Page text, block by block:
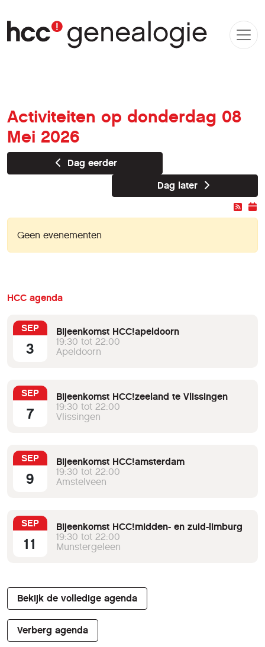
Activiteiten op donderdag 08
Mei 2026
Dag eerder
Dag later
Geen evenementen
HCC agenda
SEP
3
Bijeenkomst HCC!apeldoorn
19:30 tot 22:00
Apeldoorn
SEP
7
Bijeenkomst HCC!zeeland te Vlissingen
19:30 tot 22:00
Vlissingen
SEP
9
Bijeenkomst HCC!amsterdam
19:30 tot 22:00
Amstelveen
SEP
11
Bijeenkomst HCC!midden- en zuid-limburg
19:30 tot 22:00
Munstergeleen
Bekijk de volledige agenda
Verberg agenda